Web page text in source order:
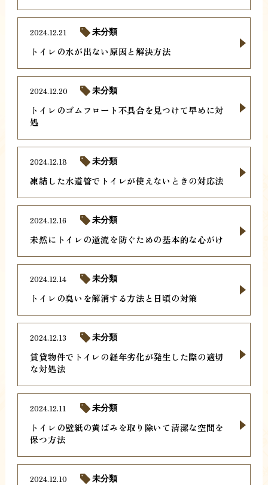
トイレの水が出ない原因と解決方法
2024.12.21 未分類
トイレのゴムフロート不具合を見つけて早めに対
処
2024.12.20 未分類
凍結した水道管でトイレが使えないときの対応法
2024.12.18 未分類
未然にトイレの逆流を防ぐための基本的な心がけ
2024.12.16 未分類
トイレの臭いを解消する方法と日頃の対策
2024.12.14 未分類
賃貸物件でトイレの経年劣化が発生した際の適切
な対処法
2024.12.13 未分類
トイレの壁紙の黄ばみを取り除いて清潔な空間を
保つ方法
2024.12.11 未分類
2024.12.10 未分類